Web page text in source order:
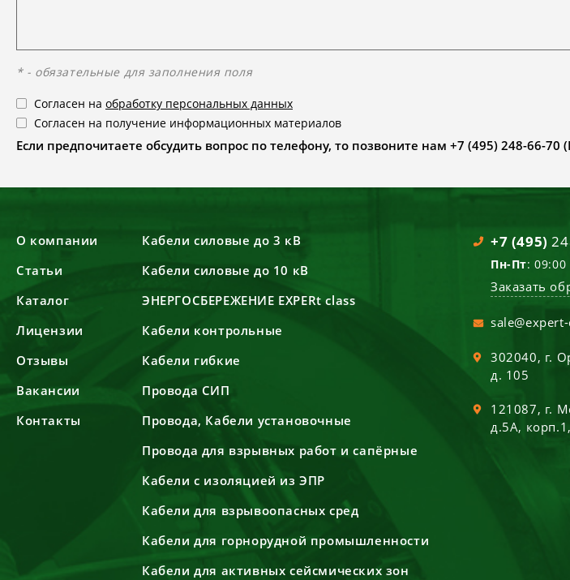
* - обязательные для заполнения поля
Согласен на обработку персональных данных
Согласен на получение информационных материалов
Если предпочитаете обсудить вопрос по телефону, то позвоните нам +7 (495) 248-66-70
О компании
Статьи
Каталог
Лицензии
Отзывы
Вакансии
Контакты
Кабели силовые до 3 кВ
Кабели силовые до 10 кВ
ЭНЕРГОСБЕРЕЖЕНИЕ EXPERt class
Кабели контрольные
Кабели гибкие
Провода СИП
Провода, Кабели установочные
Провода для взрывных работ и сапёрные
Кабели с изоляцией из ЭПР
Кабели для взрывоопасных сред
Кабели для горнорудной промышленности
Кабели для активных сейсмических зон
+7 (495)
Пн-Пт: 09:00
Заказать
302040, г.
д. 105
121087, г.
д.5А,